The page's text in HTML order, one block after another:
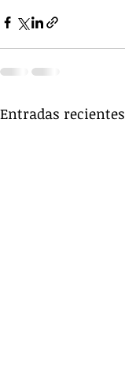
Entradas recientes